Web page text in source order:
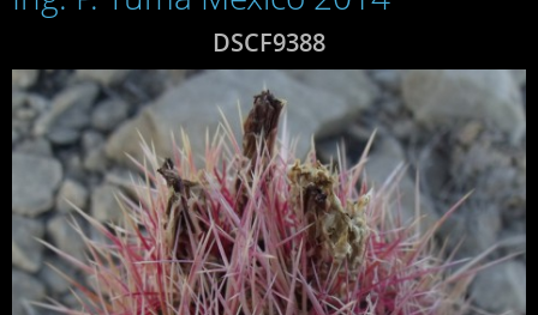
DSCF9388